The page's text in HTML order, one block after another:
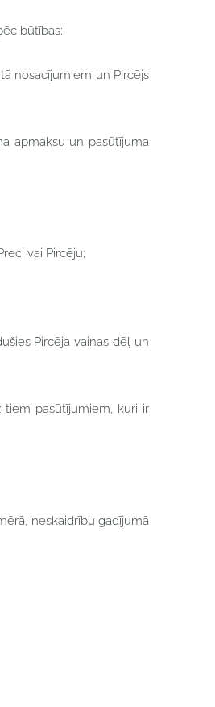
būtības;
nosacījumiem un Pircējs
apmaksu un pasūtījuma
vai Pircēju;
Pircēja vainas dēļ un
tiem pasūtījumiem, kuri ir
neskaidrību gadījumā